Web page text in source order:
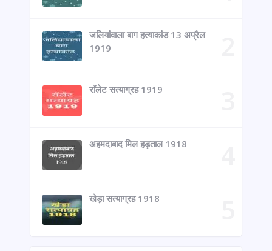
जलियांवाला बाग हत्याकांड 13 अप्रैल
1919
रॉलेट सत्याग्रह 1919
अहमदाबाद मिल हड़ताल 1918
खेड़ा सत्याग्रह 1918